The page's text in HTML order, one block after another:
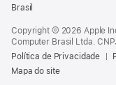
Brasil
Copyright © 2026 Apple
Computer Brasil Ltda.
Política de Privacidade
Mapa do site